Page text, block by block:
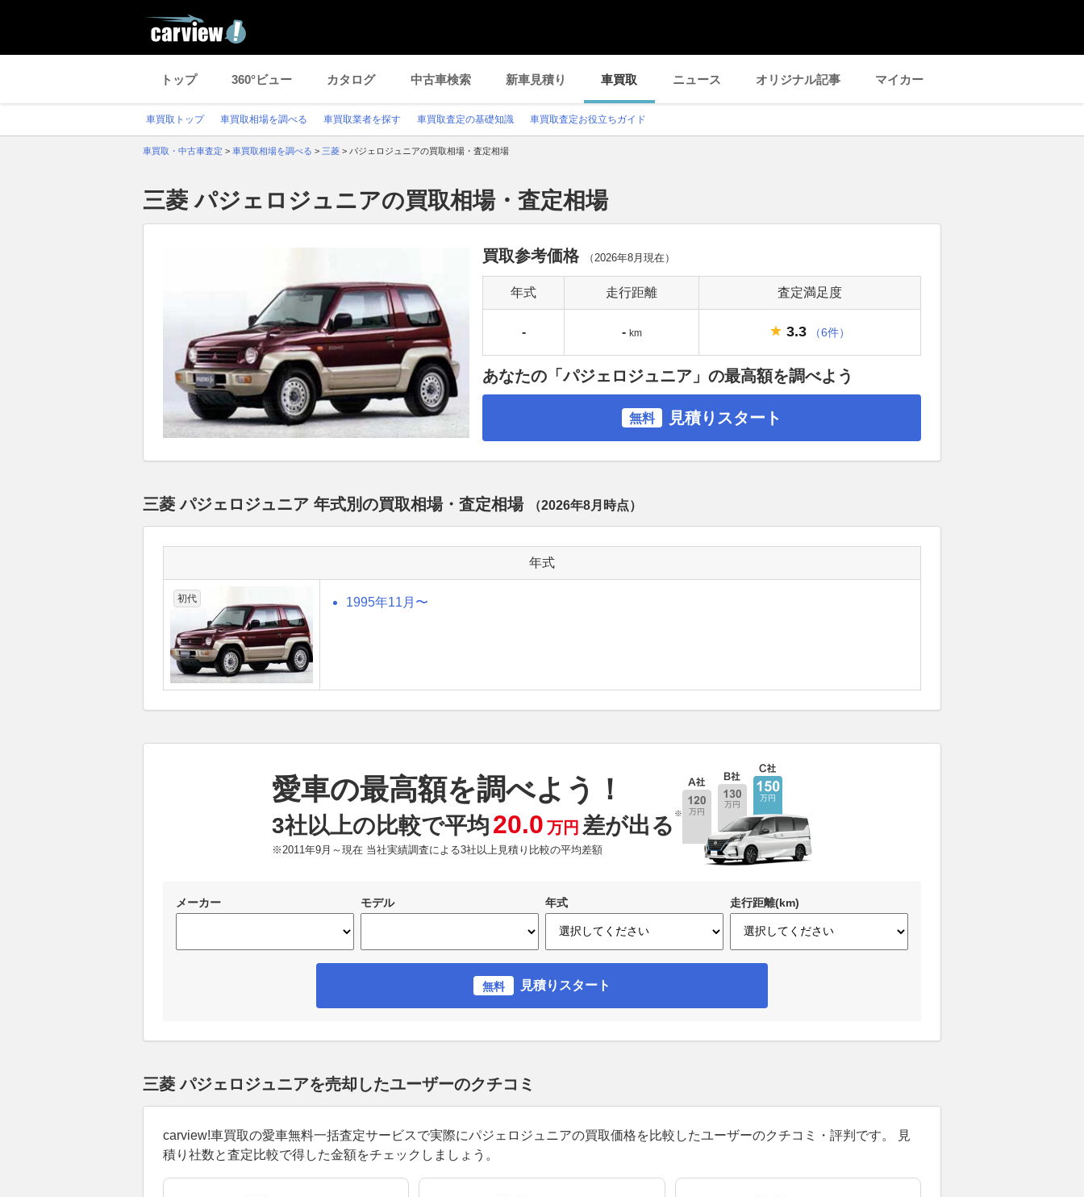
トップ 360°ビュー カタログ 中古車検索 新車見積り 車買取 ニュース オリジナル記事 マイカー
車買取トップ 車買取相場を調べる 車買取業者を探す 車買取査定の基礎知識 車買取査定お役立ちガイド
車買取・中古車査定 > 車買取相場を調べる > 三菱 > パジェロジュニアの買取相場・査定相場
三菱 パジェロジュニアの買取相場・査定相場
買取参考価格 （2026年8月 現在）
年式 走行距離 査定満足度
- - km 3.3 （6件）
あなたの「パジェロジュニア」の最高額を調べよう
無料 見積りスタート
三菱 パジェロジュニア 年式別の買取相場・査定相場 （2026年8月 時点）
年式
初代 1995年11月〜
愛車の最高額を調べよう！
3社以上の比較で平均20.0 万円 差が出る ※
※2011年9月～現在 当社実績調査による3社以上見積り比較の平均差額
メーカー モデル 年式 走行距離(km)
無料 見積りスタート
三菱 パジェロジュニアを売却したユーザーのクチコミ
carview!車買取の愛車無料一括査定サービスで実際にパジェロジュニアの買取価格を比較したユーザーのクチコミ・評判です。 見
積り社数と査定比較で得した金額をチェックしましょう。